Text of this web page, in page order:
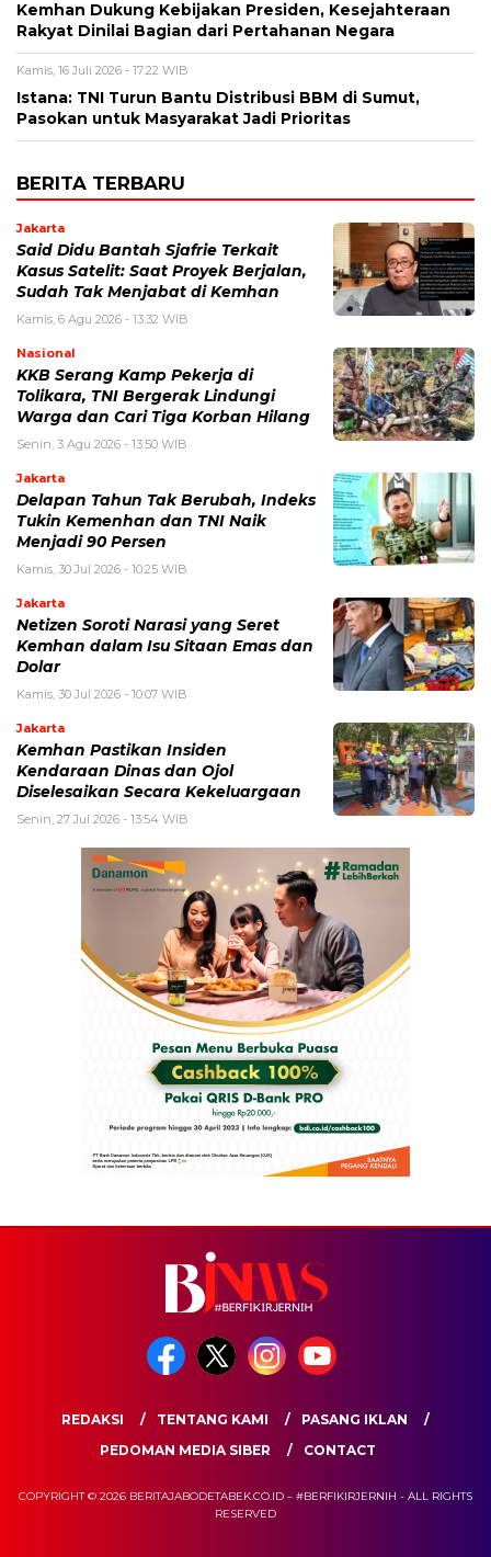
Kemhan Dukung Kebijakan Presiden, Kesejahteraan
Rakyat Dinilai Bagian dari Pertahanan Negara
Kamis, 16 Juli 2026 - 17:22 WIB
Istana: TNI Turun Bantu Distribusi BBM di Sumut,
Pasokan untuk Masyarakat Jadi Prioritas
BERITA TERBARU
Jakarta
Said Didu Bantah Sjafrie Terkait
Kasus Satelit: Saat Proyek Berjalan,
Sudah Tak Menjabat di Kemhan
Kamis, 6 Agu 2026 - 13:32 WIB
Nasional
KKB Serang Kamp Pekerja di
Tolikara, TNI Bergerak Lindungi
Warga dan Cari Tiga Korban Hilang
Senin, 3 Agu 2026 - 13:50 WIB
Jakarta
Delapan Tahun Tak Berubah, Indeks
Tukin Kemenhan dan TNI Naik
Menjadi 90 Persen
Kamis, 30 Jul 2026 - 10:25 WIB
Jakarta
Netizen Soroti Narasi yang Seret
Kemhan dalam Isu Sitaan Emas dan
Dolar
Kamis, 30 Jul 2026 - 10:07 WIB
Jakarta
Kemhan Pastikan Insiden
Kendaraan Dinas dan Ojol
Diselesaikan Secara Kekeluargaan
Senin, 27 Jul 2026 - 13:54 WIB
REDAKSI TENTANG KAMI
PASANG IKLAN
PEDOMAN MEDIA SIBER
CONTACT
COPYRIGHT © 2026 BERITAJABODETABEK.CO.ID – #BERFIKIRJERNIH - ALL RIGHTS
RESERVED